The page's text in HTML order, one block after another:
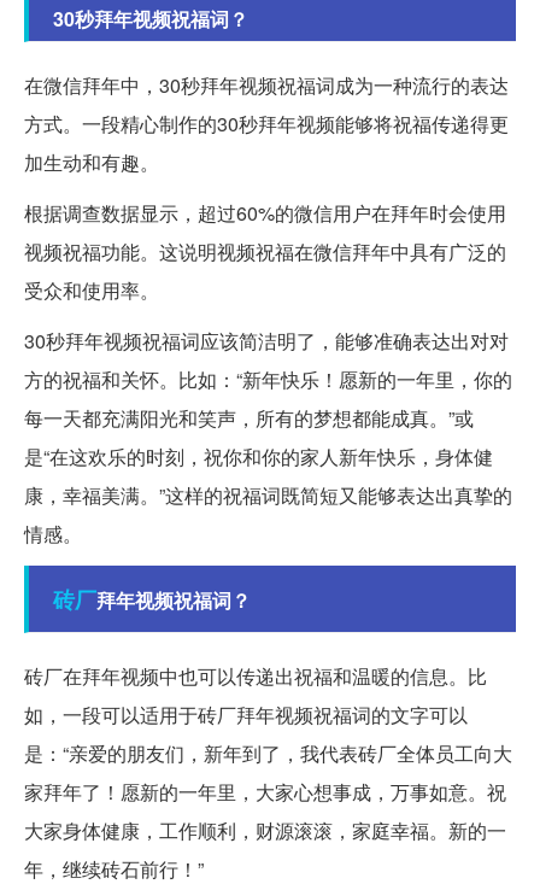
30秒拜年视频祝福词？
在微信拜年中，30秒拜年视频祝福词成为一种流行的表达
方式。一段精心制作的30秒拜年视频能够将祝福传递得更
加生动和有趣。
根据调查数据显示，超过60%的微信用户在拜年时会使用
视频祝福功能。这说明视频祝福在微信拜年中具有广泛的
受众和使用率。
30秒拜年视频祝福词应该简洁明了，能够准确表达出对对
方的祝福和关怀。比如：“新年快乐！愿新的一年里，你的
每一天都充满阳光和笑声，所有的梦想都能成真。”或
是“在这欢乐的时刻，祝你和你的家人新年快乐，身体健
康，幸福美满。”这样的祝福词既简短又能够表达出真挚的
情感。
砖厂拜年视频祝福词？
砖厂在拜年视频中也可以传递出祝福和温暖的信息。比
如，一段可以适用于砖厂拜年视频祝福词的文字可以
是：“亲爱的朋友们，新年到了，我代表砖厂全体员工向大
家拜年了！愿新的一年里，大家心想事成，万事如意。祝
大家身体健康，工作顺利，财源滚滚，家庭幸福。新的一
年，继续砖石前行！”